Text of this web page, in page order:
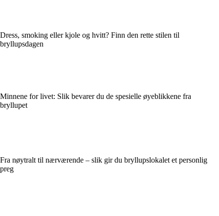
Dress, smoking eller kjole og hvitt? Finn den rette stilen til
bryllupsdagen
Minnene for livet: Slik bevarer du de spesielle øyeblikkene fra
bryllupet
Fra nøytralt til nærværende – slik gir du bryllupslokalet et personlig
preg